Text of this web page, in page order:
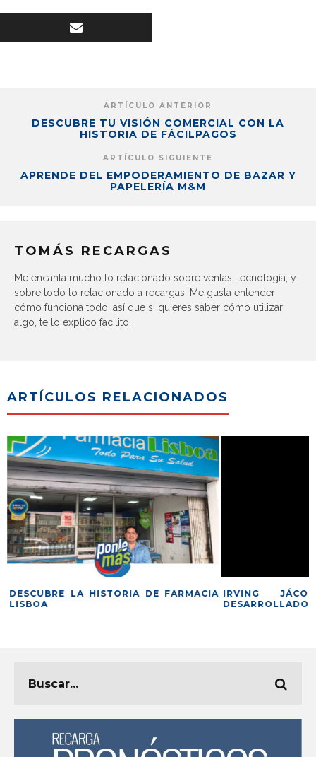
ARTÍCULO ANTERIOR
DESCUBRE TU VISIÓN COMERCIAL CON LA
HISTORIA DE FÁCILPAGOS
ARTÍCULO SIGUIENTE
APRENDE DEL EMPODERAMIENTO DE BAZAR Y
PAPELERÍA M&M
TOMÁS RECARGAS
Me encanta mucho lo relacionado sobre ventas, tecnología, y
sobre todo lo relacionado a recargas. Me gusta entender
cómo funciona todo, así que si quieres saber cómo utilizar
algo, te lo explico facilito.
ARTÍCULOS RELACIONADOS
DESCUBRE LA HISTORIA DE FARMACIA
LISBOA
IRVING